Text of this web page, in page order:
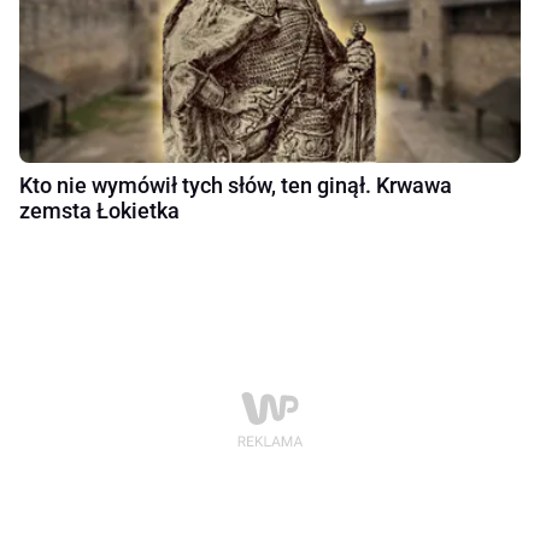
Kto nie wymówił tych słów, ten ginął. Krwawa
zemsta Łokietka